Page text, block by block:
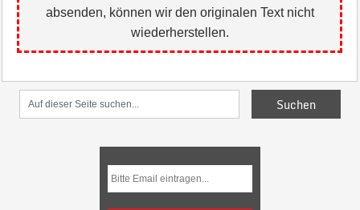
absenden, können wir den originalen Text nicht
wiederherstellen.